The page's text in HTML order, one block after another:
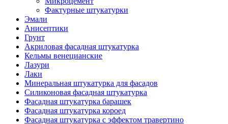
Фактурные штукатурки
Эмали
Анисептики
Грунт
Акриловая фасадная штукатурка
Кельмы венецианские
Лазури
Лаки
Минеральная штукатурка для фасадов
Силиконовая фасадная штукатурка
Фасадная штукатурка барашек
Фасадная штукатурка короед
Фасадная штукатурка с эффектом травертино